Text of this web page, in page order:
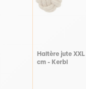
Haltère jute XXL
cm - Kerbl